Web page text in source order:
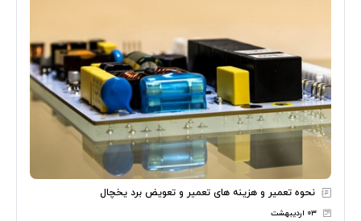
نحوه تعمیر و هزینه های تعمیر و تعویض برد یخچال
۰۳ اردیبهشت